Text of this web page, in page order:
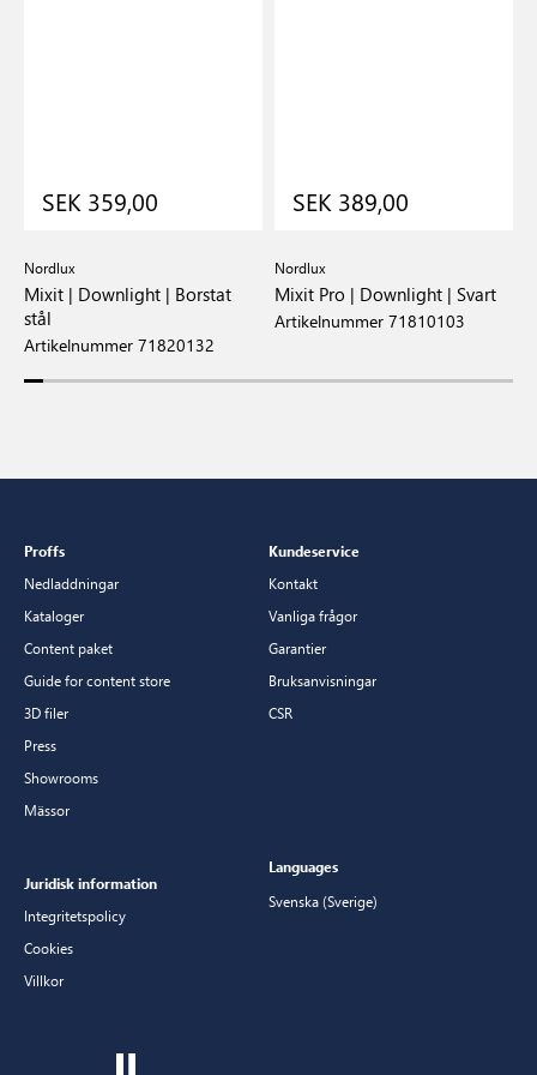
SEK 359,00
Nordlux
Mixit | Downlight | Borstat
stål
Artikelnummer 71820132
SEK 389,00
Nordlux
Mixit Pro | Downlight | Svart
Artikelnummer 71810103
Proffs
Nedladdningar
Kataloger
Content paket
Guide for content store
3D filer
Press
Showrooms
Mässor
Kundeservice
Kontakt
Vanliga frågor
Garantier
Bruksanvisningar
CSR
Juridisk information
Integritetspolicy
Cookies
Villkor
Languages
Svenska (Sverige)